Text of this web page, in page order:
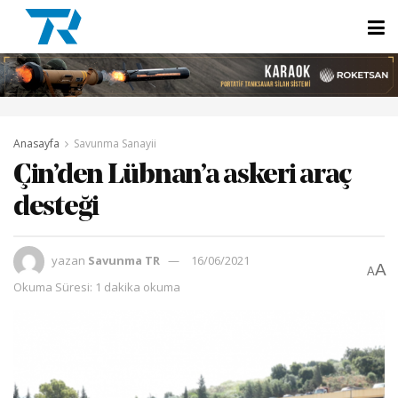
Anasayfa Savunma Sanayii
Çin’den Lübnan’a askeri araç
desteği
yazan Savunma TR
16/06/2021
Okuma Süresi: 1 dakika okuma
AA